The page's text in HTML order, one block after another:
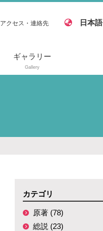
アクセス・連絡先 日本語
ギャラリー
Gallery
カテゴリ
原著 (78)
総説 (23)